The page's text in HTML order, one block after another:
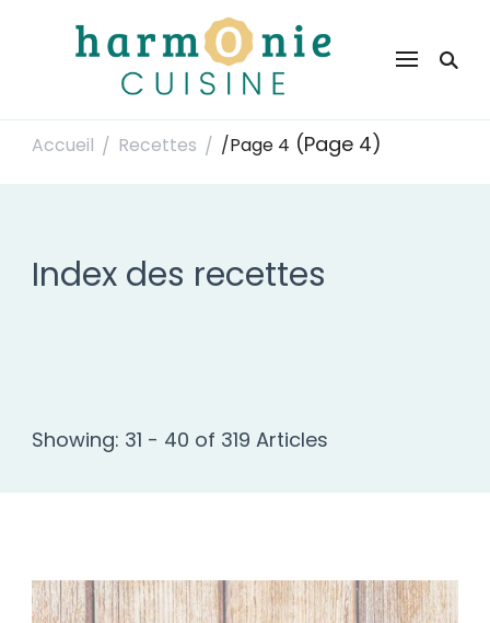
Harmonie Cuisine
Accueil / Recettes / /Page 4 (Page 4)
Index des recettes
Showing: 31 - 40 of 319 Articles